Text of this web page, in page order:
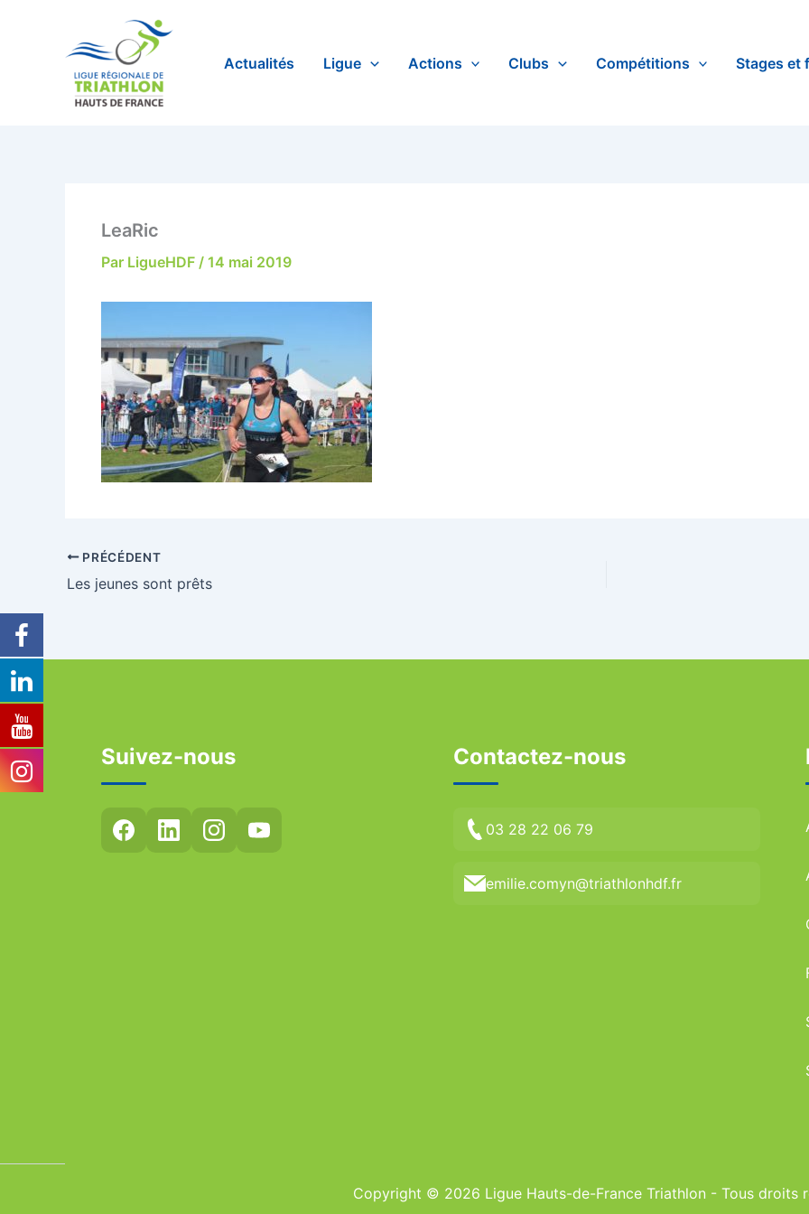
Actualités Ligue Actions Clubs Compétitions Stages et
LeaRic
Par LigueHDF / 14 mai 2019
PRÉCÉDENT
Les jeunes sont prêts
Suivez-nous Contactez-nous
03 28 22 06 79
emilie.comyn@triathlonhdf.fr
Copyright © 2026 Ligue Hauts-de-France Triathlon - Tous droits